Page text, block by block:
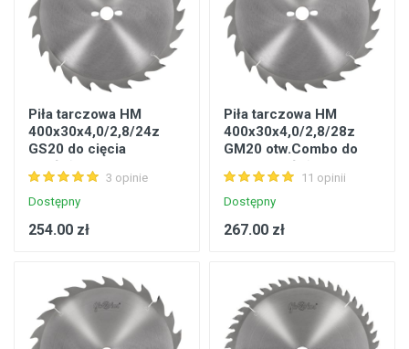
Piła tarczowa HM
400x30x4,0/2,8/24z
GS20 do cięcia
wzdłużnego drewna
3 opinie
Dostępny
254.00 zł
Piła tarczowa HM
400x30x4,0/2,8/28z
GM20 otw.Combo do
cięcia wzdłużnego
drewna
11 opinii
Dostępny
267.00 zł